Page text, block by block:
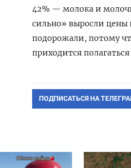
42% — молока и
сильно» выросли цены
подорожали, потому
приходится
ПОДПИСАТЬСЯ НА